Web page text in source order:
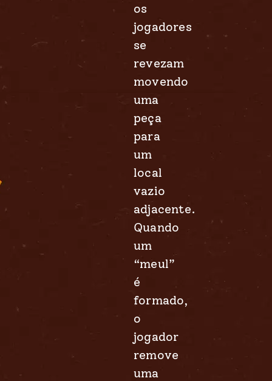
os
jogadores
se
revezam
movendo
uma
peça
para
um
local
vazio
adjacente.
Quando
um
“meul”
é
formado,
o
jogador
remove
uma